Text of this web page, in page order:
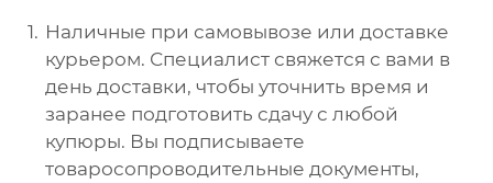
Наличные при самовывозе или доставке
курьером. Специалист свяжется с вами в
день доставки, чтобы уточнить время и
заранее подготовить сдачу с любой
купюры. Вы подписываете
товаросопроводительные документы,